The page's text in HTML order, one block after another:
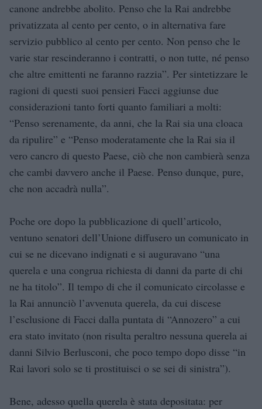
canone andrebbe abolito. Penso che la Rai andrebbe
privatizzata al cento per cento, o in alternativa fare
servizio pubblico al cento per cento. Non penso che le
varie star rescinderanno i contratti, o non tutte, né penso
che altre emittenti ne faranno razzia”. Per sintetizzare le
ragioni di questi suoi pensieri Facci aggiunse due
considerazioni tanto forti quanto familiari a molti:
“Penso serenamente, da anni, che la Rai sia una cloaca
da ripulire” e “Penso moderatamente che la Rai sia il
vero cancro di questo Paese, ciò che non cambierà senza
che cambi davvero anche il Paese. Penso dunque, pure,
che non accadrà nulla”.
Poche ore dopo la pubblicazione di quell’articolo,
ventuno senatori dell’Unione diffusero un comunicato in
cui se ne dicevano indignati e si auguravano “una
querela e una congrua richiesta di danni da parte di chi
ne ha titolo”. Il tempo di che il comunicato circolasse e
la Rai annunciò l’avvenuta querela, da cui discese
l’esclusione di Facci dalla puntata di “Annozero” a cui
era stato invitato (non risulta peraltro nessuna querela ai
danni Silvio Berlusconi, che poco tempo dopo disse “in
Rai lavori solo se ti prostituisci o se sei di sinistra”).
Bene, adesso quella querela è stata depositata: per